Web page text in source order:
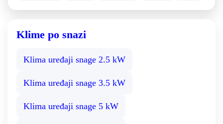
Klime po snazi
Klima uređaji snage 2.5 kW
Klima uređaji snage 3.5 kW
Klima uređaji snage 5 kW